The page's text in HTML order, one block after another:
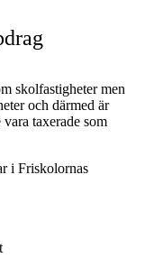
skolfastigheter men
och därmed är
taxerade som
i Friskolornas